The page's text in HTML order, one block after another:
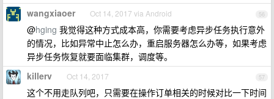
56
wangxiaoer Oct 14, 2017 via Android
@hging 我觉得这种方式成本高，你需要考虑异步任务执行意外
的情况，比如异常中止怎么办，重启服务器怎么办等，如果考虑
异步任务恢复就要面临集群，调度等。
57
killerv Oct 14, 2017
这个不用走队列吧，只需要在操作订单相关的时候对比一下时间